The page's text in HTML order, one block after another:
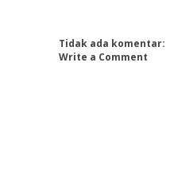
Tidak ada komentar:
Write a Comment